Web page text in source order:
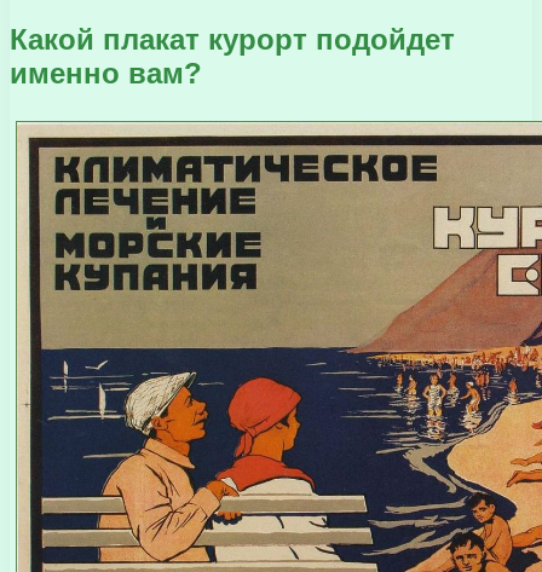
Какой плакат курорт подойдет
именно вам?